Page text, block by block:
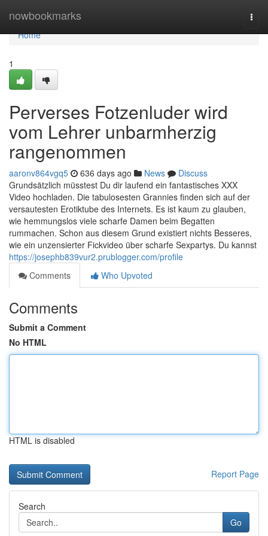
nowbookmarks
Home
Home
1
Perverses Fotzenluder wird
vom Lehrer unbarmherzig
rangenommen
aaronv864vgq5 636 days ago News
Discuss
Grundsätzlich müsstest Du dir laufend ein fantastisches XXX
Video hochladen. Die tabulosesten Grannies finden sich auf der
versautesten Erotiktube des Internets. Es ist kaum zu glauben,
wie hemmungslos viele scharfe Damen beim Begatten
rummachen. Schon aus diesem Grund existiert nichts Besseres,
wie ein unzensierter Fickvideo über scharfe Sexpartys. Du kannst
https://josephb839vur2.prublogger.com/profile
Comments
Who Upvoted
Comments
Submit a Comment
No HTML
HTML is disabled
Report Page
Search
Go